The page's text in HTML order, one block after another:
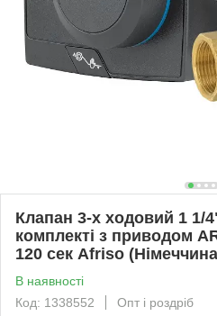
Клапан 3-х ходовий 1 1/
комплекті з приводом
120 сек Afriso
В наявності
Код: 1338552
Опт і роздріб